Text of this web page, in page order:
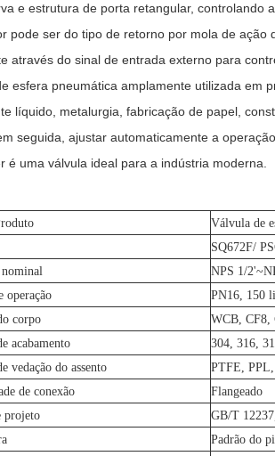
e estrutura de porta retangular, controlando
pode ser do tipo de retorno por mola de
através do sinal de entrada externo para
esfera pneumática amplamente utilizada em
líquido, metalurgia, fabricação de papel,
seguida, ajustar automaticamente a
é uma válvula ideal para a indústria moderna.
Válvula de
SQ672F/
NPS 1/
operação
PN16, 150
corpo
WCB, CF8,
acabamento
304, 316,
vedação do assento
PTFE,
de conexão
Flangeado
projeto
GB/T
Padrão do